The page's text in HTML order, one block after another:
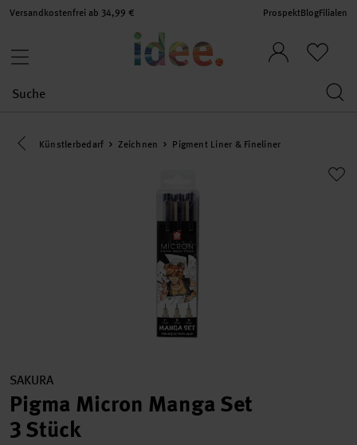
Versandkostenfrei ab 34,99 € ProspektBlogFilialen
Eine Kategorie zurück navigieren
Künstlerbedarf Zeichnen Pigment Liner & Fineliner
SAKURA
Pigma Micron Manga Set
3 Stück